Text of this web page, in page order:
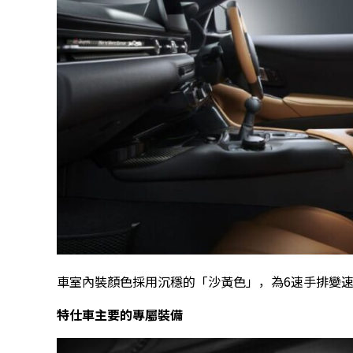
車室內裝顏色採用沉穩的「沙黃色」，為6速手排變
特仕車主要的專屬裝備